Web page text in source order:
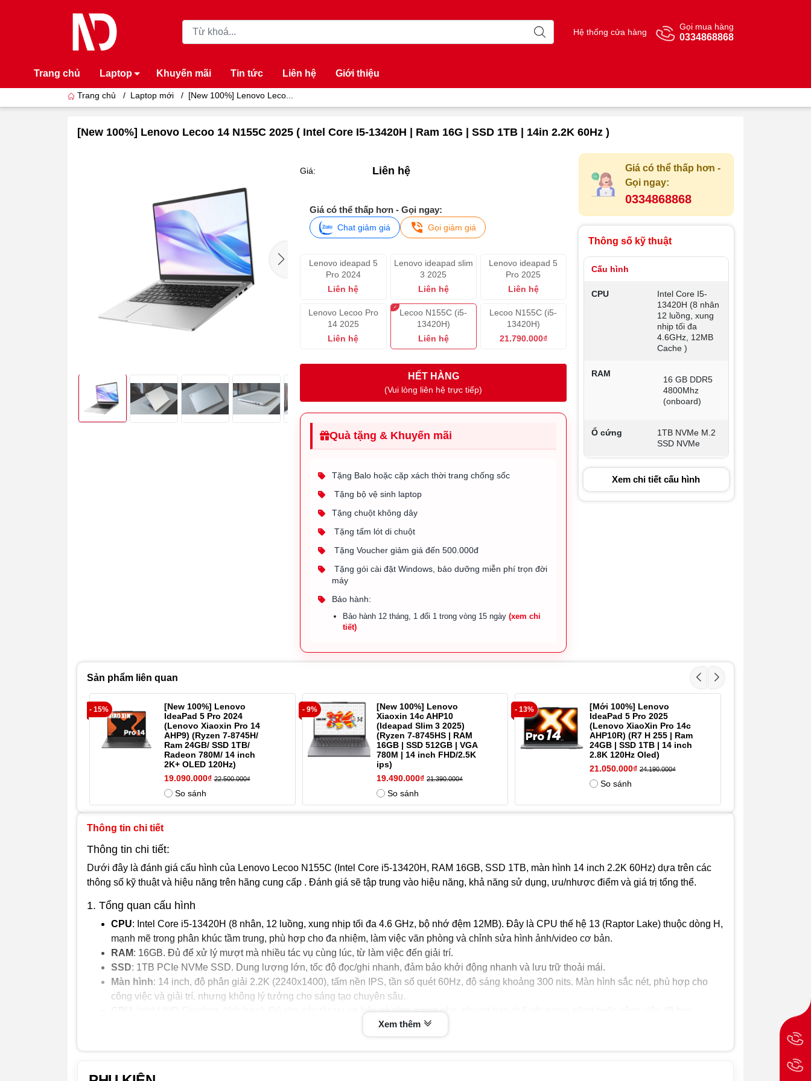
Hệ thống cửa hàng
Gọi mua hàng
0334868868
Trang chủ Laptop Khuyến mãi Tin tức Liên hệ Giới thiệu
Trang chủ / Laptop mới / [New 100%] Lenovo Leco...
[New 100%] Lenovo Lecoo 14 N155C 2025 ( Intel Core I5-13420H | Ram 16G | SSD 1TB | 14in 2.2K 60Hz )
Giá: Liên hệ
Giá có thể thấp hơn - Gọi ngay:
Chat giảm giá Gọi giảm giá
Lenovo ideapad 5
Pro 2024
Liên hệ
Lenovo ideapad slim
3 2025
Liên hệ
Lenovo ideapad 5
Pro 2025
Liên hệ
Lenovo Lecoo Pro
14 2025
Liên hệ
Lecoo N155C (i5-
13420H)
Liên hệ
Lecoo N155C (i5-
13420H)
21.790.000₫
HẾT HÀNG
(Vui lòng liên hệ trực tiếp)
Quà tặng & Khuyến mãi
Tặng Balo hoặc cặp xách thời trang chống sốc
Tặng bộ vệ sinh laptop
Tặng chuột không dây
Tặng tấm lót di chuột
Tặng Voucher giảm giá đến 500.000đ
Tặng gói cài đặt Windows, bảo dưỡng miễn phí trọn đời
máy
Bảo hành:
Bảo hành 12 tháng, 1 đổi 1 trong vòng 15 ngày(xem chi
tiết)
Giá có thể thấp hơn -
Gọi ngay:
0334868868
Thông số kỹ thuật
Cấu hình
CPU
Intel Core I5-
13420H (8 nhân
12 luồng, xung
nhịp tối đa
4.6GHz, 12MB
Cache )
RAM
16 GB DDR5
4800Mhz
(onboard)
Ổ cứng
1TB NVMe M.2
SSD NVMe
Màn hình
14 inch 2.2K
(2240x1400), tỷ
lệ 16:10 , IPS
300nits Anti-
HDMI® 1.4
Headphone /
combo jack
reader
Bluetooth 5.1
Trọng
lượng
1.15kg
Hệ điều
hành
quyền
Xem chi tiết cấu hình
Sản phẩm liên quan
- 15%
[New 100%] Lenovo
IdeaPad 5 Pro 2024
(Lenovo Xiaoxin Pro 14
AHP9) (Ryzen 7-8745H/
Ram 24GB/ SSD 1TB/
Radeon 780M/ 14 inch
2K+ OLED 120Hz)
19.090.000₫ 22.500.000₫
So sánh
- 9%
[New 100%] Lenovo
Xiaoxin 14c AHP10
(Ideapad Slim 3 2025)
(Ryzen 7-8745HS | RAM
16GB | SSD 512GB | VGA
780M | 14 inch FHD/2.5K
ips)
19.490.000₫ 21.390.000₫
So sánh
- 13%
[Mới 100%] Lenovo
IdeaPad 5 Pro 2025
(Lenovo XiaoXin Pro 14c
AHP10R) (R7 H 255 | Ram
24GB | SSD 1TB | 14 inch
2.8K 120Hz Oled)
21.050.000₫ 24.190.000₫
So sánh
Thông tin chi tiết
Thông tin chi tiết:
Dưới đây là đánh giá cấu hình của Lenovo Lecoo N155C (Intel Core i5-13420H, RAM 16GB, SSD 1TB, màn hình 14 inch 2.2K 60Hz) dựa trên các
thông số kỹ thuật và hiệu năng trên hãng cung cấp . Đánh giá sẽ tập trung vào hiệu năng, khả năng sử dụng, ưu/nhược điểm và giá trị tổng thể.
1. Tổng quan cấu hình
CPU: Intel Core i5-13420H (8 nhân, 12 luồng, xung nhịp tối đa 4.6 GHz, bộ nhớ đệm 12MB). Đây là CPU thế hệ 13 (Raptor Lake) thuộc dòng H,
mạnh mẽ trong phân khúc tầm trung, phù hợp cho đa nhiệm, làm việc văn phòng và chỉnh sửa hình ảnh/video cơ bản.
RAM: 16GB. Đủ để xử lý mượt mà nhiều tác vụ cùng lúc, từ làm việc đến giải trí.
SSD: 1TB PCIe NVMe SSD. Dung lượng lớn, tốc độ đọc/ghi nhanh, đảm bảo khởi động nhanh và lưu trữ thoải mái.
Màn hình: 14 inch, độ phân giải 2.2K (2240x1400), tấm nền IPS, tần số quét 60Hz, độ sáng khoảng 300 nits. Màn hình sắc nét, phù hợp cho
công việc và giải trí, nhưng không lý tưởng cho sáng tạo chuyên sâu.
: Intel UHD Graphics (tích hợp). Đủ cho các tác vụ cơ bản và chơi game nhẹ, nhưng hạn chế với game nặng hoặc công việc đồ họa
2. Đánh giá chi tiết hiệu năng
Xem thêm